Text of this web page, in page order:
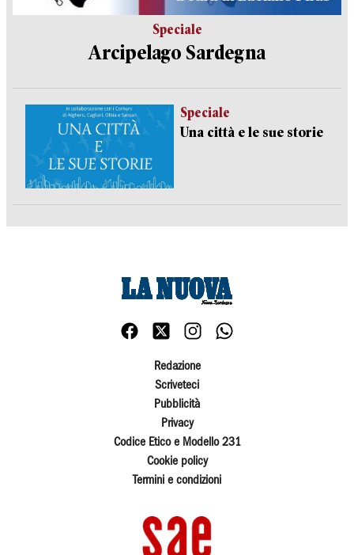
Speciale
Arcipelago Sardegna
Speciale
Una città e le sue storie
Redazione
Scriveteci
Pubblicità
Privacy
Codice Etico e Modello 231
Cookie policy
Termini e condizioni